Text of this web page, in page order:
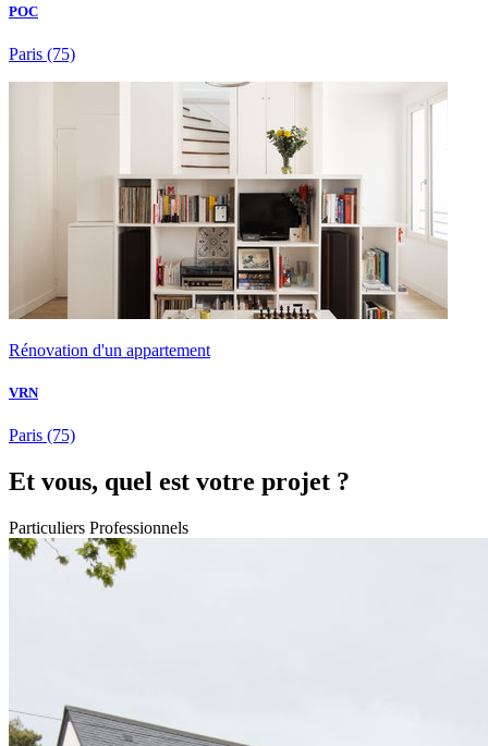
POC
Paris (75)
Rénovation d'un appartement
VRN
Paris (75)
Et vous, quel est votre projet ?
Particuliers Professionnels